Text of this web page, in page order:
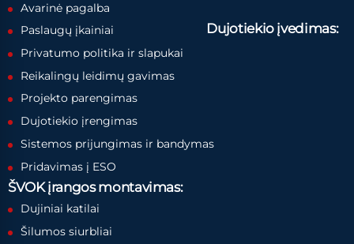
Avarinė pagalba
Paslaugų įkainiai
Privatumo politika ir slapukai
Dujotiekio įvedimas:
Reikalingų leidimų gavimas
Projekto parengimas
Dujotiekio įrengimas
Sistemos prijungimas ir bandymas
Pridavimas į ESO
ŠVOK įrangos montavimas:
Dujiniai katilai
Šilumos siurbliai